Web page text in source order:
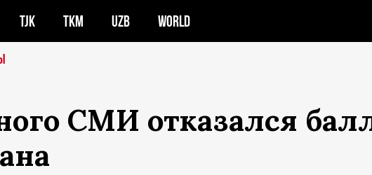
TJK TKM UZB WORLD
СМИ отказался